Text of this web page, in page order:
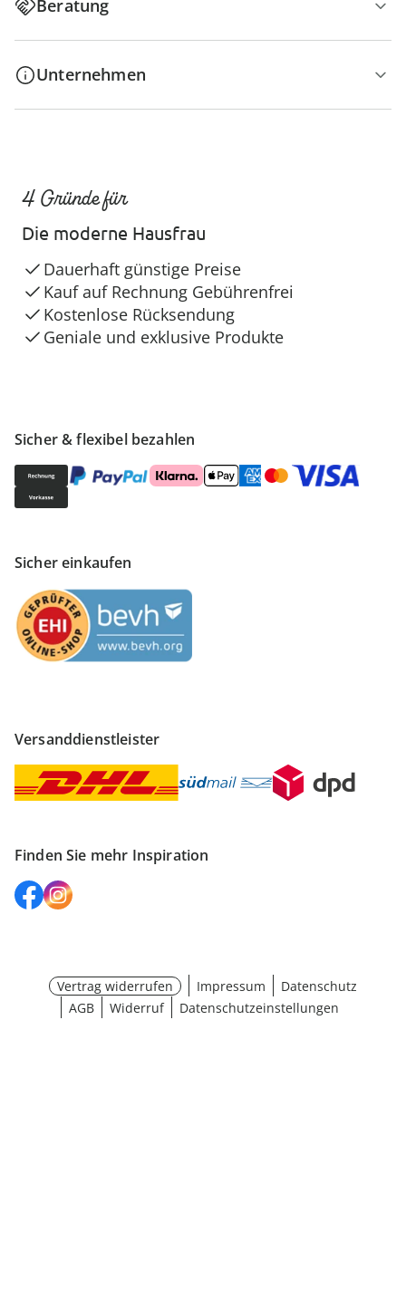
Beratung
Unternehmen
Sicher & flexibel bezahlen
Sicher einkaufen
Versanddienstleister
Finden Sie mehr Inspiration
4 Gründe für
Die moderne Hausfrau
Dauerhaft günstige Preise
Kauf auf Rechnung Gebührenfrei
Kostenlose Rücksendung
Geniale und exklusive Produkte
Vertrag widerrufen Impressum
Datenschutz
AGB
Widerruf Datenschutzeinstellungen